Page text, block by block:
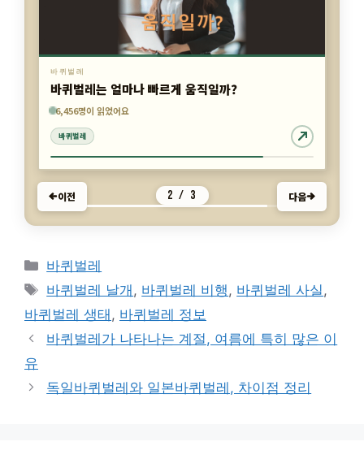
2,234명이 읽었어요
바퀴벌레
6,456명이 읽었어요
바퀴벌레
바퀴벌레
바퀴벌레 잡는 법, 초보자가 실패하는 이유
6,230명이 읽었어요
바퀴벌레
이전 3 / 3 다음
카
테
고
리
바퀴벌레
태
그
바퀴벌레 날개 , 바퀴벌레 비행 , 바퀴벌레 사실 ,
바퀴벌레 생태 , 바퀴벌레 정보
바퀴벌레가 나타나는 계절, 여름에 특히 많은 이
유
독일바퀴벌레와 일본바퀴벌레, 차이점 정리